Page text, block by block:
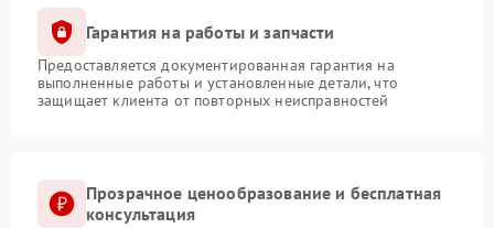
Гарантия на работы и запчасти
Предоставляется документированная гарантия на
выполненные работы и установленные детали, что
защищает клиента от повторных неисправностей
Прозрачное ценообразование и бесплатная
консультация